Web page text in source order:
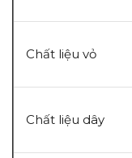
Chất liệu vỏ
Chất liệu dây